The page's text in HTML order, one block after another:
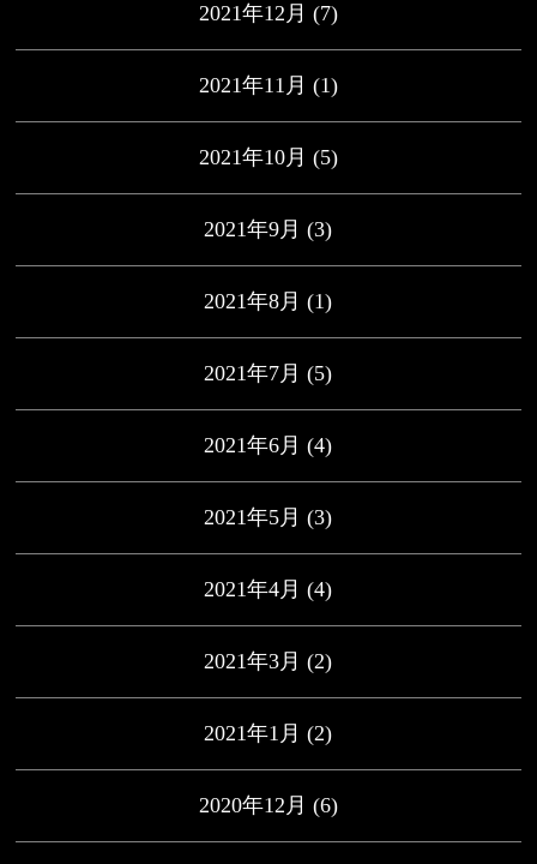
2021年12月 (7)
2021年11月 (1)
2021年10月 (5)
2021年9月 (3)
2021年8月 (1)
2021年7月 (5)
2021年6月 (4)
2021年5月 (3)
2021年4月 (4)
2021年3月 (2)
2021年1月 (2)
2020年12月 (6)